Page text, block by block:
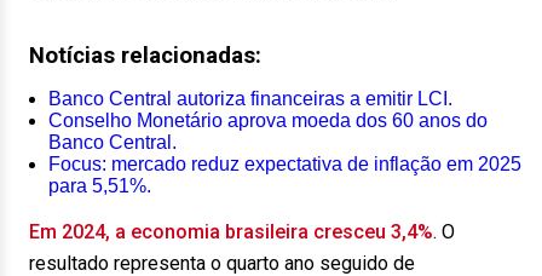
Notícias relacionadas:
Banco Central autoriza financeiras a emitir LCI.
Conselho Monetário aprova moeda dos 60 anos do
Banco Central.
Focus: mercado reduz expectativa de inflação em 2025
para 5,51%.
Em 2024, a economia brasileira cresceu 3,4%. O
resultado representa o quarto ano seguido de